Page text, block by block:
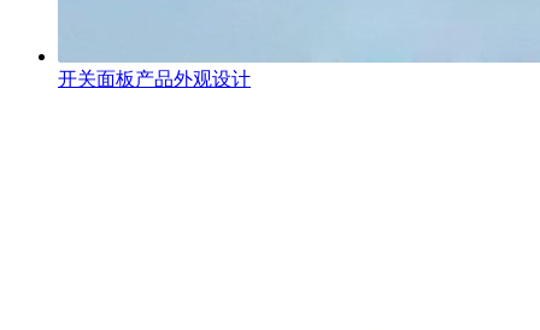
开关面板产品外观设计